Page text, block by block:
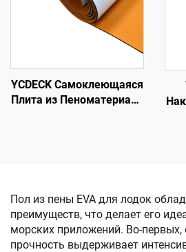
напольное покрытие для
плоскодонных лодок и
YCDECK Самоклеющаяся
Плита из Пеноматериала
Пол из пены EVA для лодок
преимуществ, что делает его
морских приложений. Во-первых,
прочность выдерживает